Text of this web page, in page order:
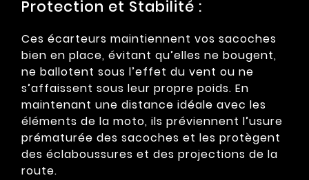
Protection et Stabilité :
Ces écarteurs maintiennent vos sacoches
bien en place, évitant qu’elles ne bougent,
ne ballotent sous l’effet du vent ou ne
s’affaissent sous leur propre poids. En
maintenant une distance idéale avec les
éléments de la moto, ils préviennent l’usure
prématurée des sacoches et les protègent
des éclaboussures et des projections de la
route.